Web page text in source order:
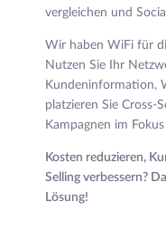
vergleichen und
Wir haben WiFi für
Nutzen Sie Ihr
Kundeninformation,
platzieren Sie Cross-
Kampagnen im
Kosten reduzieren,
Selling verbessern?
Lösung!